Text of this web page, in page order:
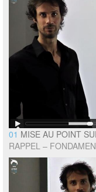
01 MISE AU POINT
RAPPEL –